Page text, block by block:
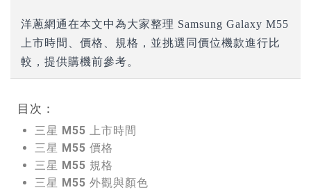
洋蔥網通在本文中為大家整理 Samsung Galaxy M55
上市時間、價格、規格，並挑選同價位機款進行比
較，提供購機前參考。
目次：
三星 M55 上市時間
三星 M55 價格
三星 M55 規格
三星 M55 外觀與顏色